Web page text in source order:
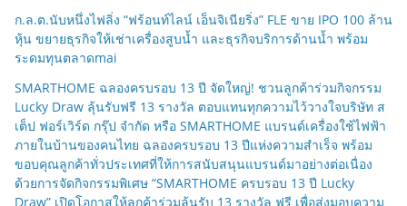
ก.ล.ต.นับหนึ่งไฟลิ่ง “ฟร้อนท์ไลน์ เอ็นจิเนียริ่ง” FLE ขาย IPO 100 ล้าน
หุ้น ขยายธุรกิจให้เช่าเครื่องสูบน้ำ และธุรกิจบริการด้านน้ำ พร้อม
ระดมทุนตลาดmai
SMARTHOME ฉลองครบรอบ 13 ปี จัดใหญ่! ชวนลูกค้าร่วมกิจกรรม
Lucky Draw ลุ้นรับฟรี 13 รางวัล ตอบแทนทุกความไว้วางใจบริษัท ส
เต็ป ฟอร์เวิร์ด กรุ๊ป จำกัด หรือ SMARTHOME แบรนด์เครื่องใช้ไฟฟ้า
ภายในบ้านของคนไทย ฉลองครบรอบ 13 ปีแห่งความสำเร็จ พร้อม
ขอบคุณลูกค้าทั่วประเทศที่ให้การสนับสนุนแบรนด์มาอย่างต่อเนื่อง
ด้วยการจัดกิจกรรมพิเศษ “SMARTHOME ครบรอบ 13 ปี Lucky
Draw” เปิดโอกาสให้ลูกค้าร่วมลุ้นรับ 13 รางวัล ฟรี เพื่อส่งมอบความ